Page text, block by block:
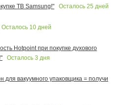
ТВ Samsung!"
Осталось 25 дней
Осталось 10 дней
Hotpoint при покупке духового
Осталось 3 дня
для вакуумного упаковщика = получи